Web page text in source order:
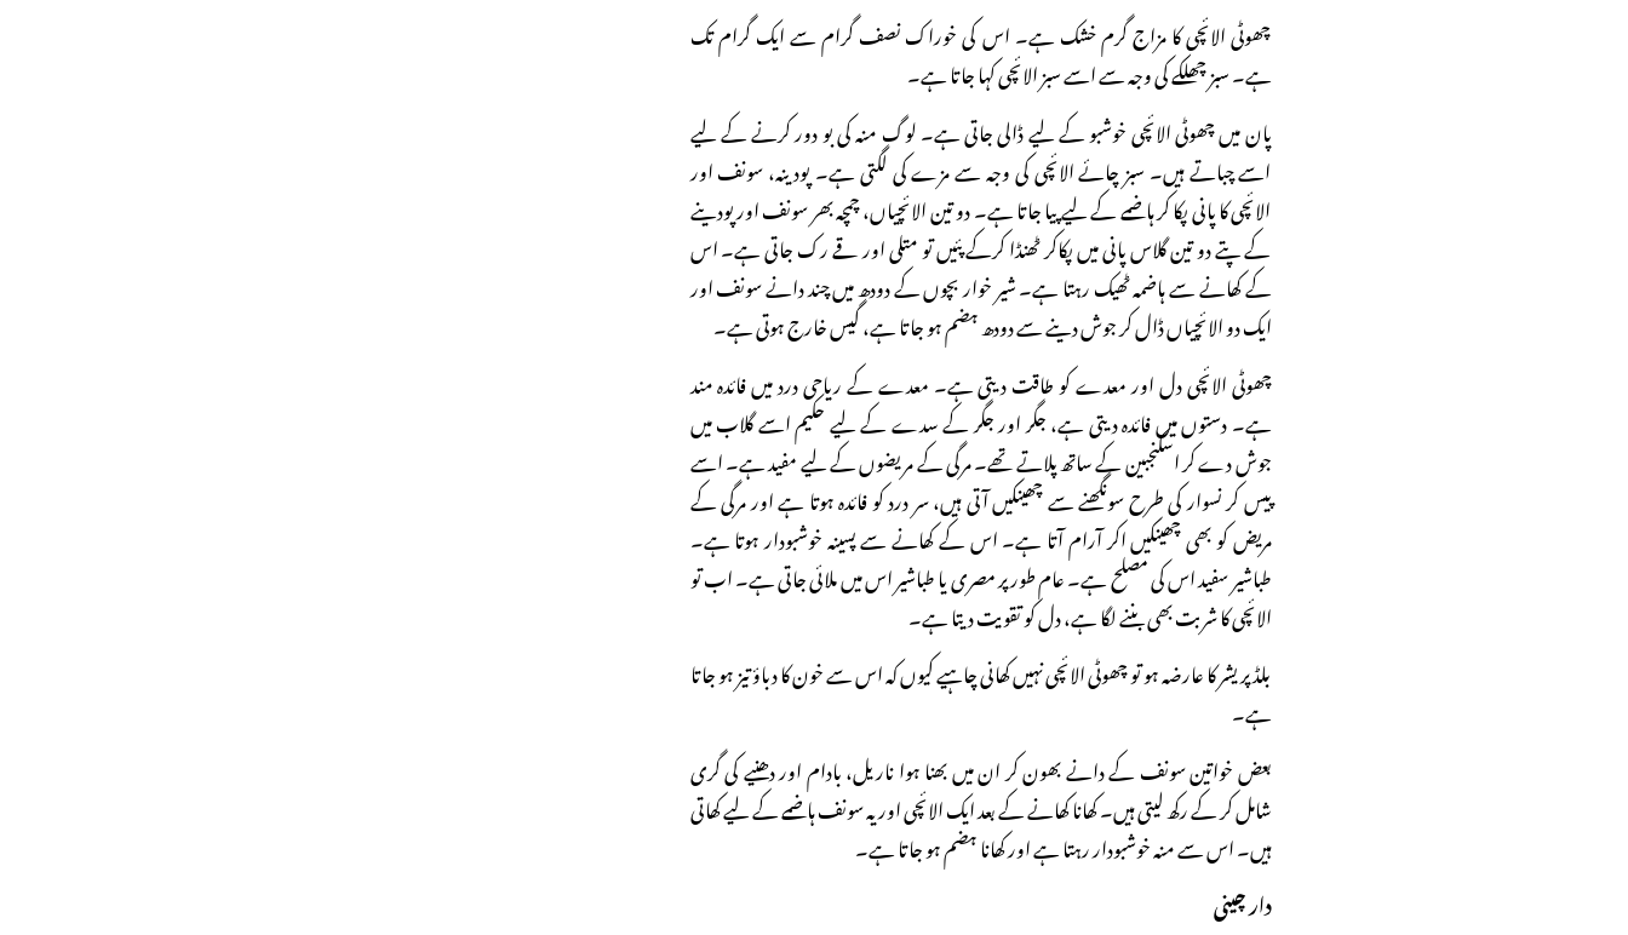
چھوٹی الائچی کا مزاج گرم خشک ہے۔ اس کی خوراک نصف گرام سے ایک گرام تک
ہے۔ سبز چھلکے کی وجہ سے اسے سبز الائچی کہا جاتا ہے۔
پان میں چھوٹی الائچی خوشبو کے لیے ڈالی جاتی ہے۔ لوگ منہ کی بو دور کرنے کے لیے
اسے چباتے ہیں۔ سبز چائے الائچی کی وجہ سے مزے کی لگتی ہے۔ پودینہ، سونف اور
الائچی کا پانی پکا کر ہاضمے کے لیے پیا جاتا ہے۔ دو تین الائچیاں، چمچہ بھر سونف اور پودینے
کے پتے دو تین گلاس پانی میں پکاکر ٹھنڈا کرکے پئیں تو متلی اور قے رک جاتی ہے۔ اس
کے کھانے سے ہاضمہ ٹھیک رہتا ہے۔ شیر خوار بچوں کے دودھ میں چند دانے سونف اور
ایک دو الائچیاں ڈال کر جوش دینے سے دودھ ہضم ہو جاتا ہے، گیس خارج ہوتی ہے۔
چھوٹی الائچی دل اور معدے کو طاقت دیتی ہے۔ معدے کے ریاحی درد میں فائدہ مند
ہے۔ دستوں میں فائدہ دیتی ہے، جگر اور جگر کے سدے کے لیے حکیم اسے گلاب میں
جوش دے کر اسکنجبین کے ساتھ پلاتے تھے۔ مرگی کے مریضوں کے لیے مفید ہے۔ اسے
پیس کر نسوار کی طرح سونگھنے سے چھینکیں آتی ہیں، سر درد کو فائدہ ہوتا ہے اور مرگی کے
مریض کو بھی چھینکیں اکر آرام آتا ہے۔ اس کے کھانے سے پسینہ خوشبودار ہوتا ہے۔
طباشیر سفید اس کی مصلح ہے۔ عام طور پر مصری یا طباشیر اس میں ملائی جاتی ہے۔ اب تو
الائچی کا شربت بھی بننے لگا ہے، دل کو تقویت دیتا ہے۔
بلڈ پریشر کا عارضہ ہو تو چھوٹی الائچی نہیں کھانی چاہیے کیوں کہ اس سے خون کا دباؤ تیز ہو جاتا
ہے۔
بعض خواتین سونف کے دانے بھون کر ان میں بھنا ہوا ناریل، بادام اور دھنیے کی گری
شامل کر کے رکھ لیتی ہیں۔ کھانا کھانے کے بعد ایک الائچی اور یہ سونف ہاضمے کے لیے کھاتی
ہیں۔ اس سے منہ خوشبودار رہتا ہے اور کھانا ہضم ہو جاتا ہے۔
دار چینی